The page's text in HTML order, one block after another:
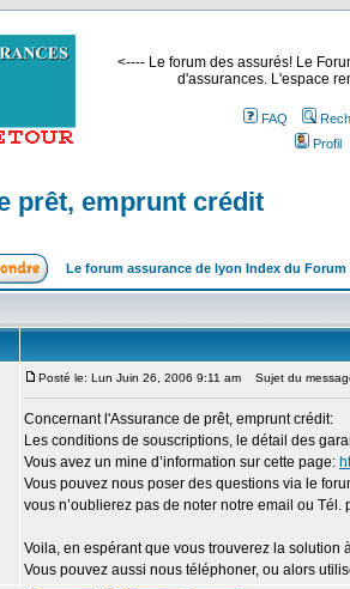
<---- Le forum des assurés! Le
d'assurances. L'espace
FAQ
Profil
prêt, emprunt crédit
Le forum assurance de lyon Index du Forum
Posté le: Lun Juin 26, 2006 9:11 am Sujet du
Concernant l'Assurance de prêt, emprunt crédit:
Les conditions de souscriptions, le détail des
Vous avez un mine d’information sur cette page:
Vous pouvez nous poser des questions via le
vous n’oublierez pas de noter notre email ou Tél.
Voila, en espérant que vous trouverez la solution
Vous pouvez aussi nous téléphoner, ou alors